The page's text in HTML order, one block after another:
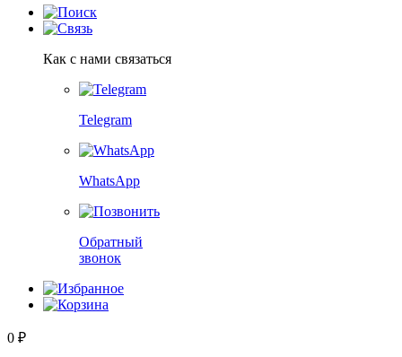
Как с нами связаться
Telegram
WhatsApp
Обратный
звонок
0 ₽